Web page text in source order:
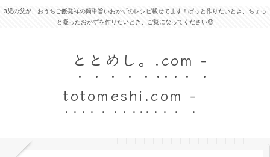
3児の父が、おうちご飯発祥の簡単旨いおかずのレシピ載せてます！ぱっと作りたいとき、ちょっ
と凝ったおかずを作りたいとき、ご覧になってください😃
ととめし。.com -
totomeshi.com -